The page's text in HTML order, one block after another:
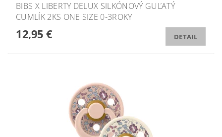
BIBS X LIBERTY DELUX SILKÓNOVÝ GUĽATÝ
CUMLÍK 2KS ONE SIZE 0-3ROKY
12,95 € DETAIL